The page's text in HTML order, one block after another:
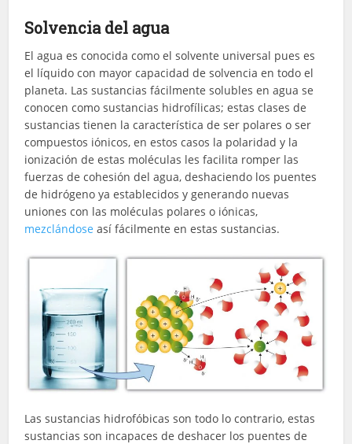
Solvencia del agua
El agua es conocida como el solvente universal pues es
el líquido con mayor capacidad de solvencia en todo el
planeta. Las sustancias fácilmente solubles en agua se
conocen como sustancias hidrofílicas; estas clases de
sustancias tienen la característica de ser polares o ser
compuestos iónicos, en estos casos la polaridad y la
ionización de estas moléculas les facilita romper las
fuerzas de cohesión del agua, deshaciendo los puentes
de hidrógeno ya establecidos y generando nuevas
uniones con las moléculas polares o iónicas,
mezclándoseasí fácilmente en estas sustancias.
Las sustancias hidrofóbicas son todo lo contrario, estas
sustancias son incapaces de deshacer los puentes de